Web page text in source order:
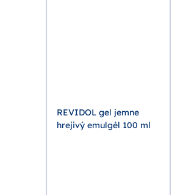
REVIDOL gel jemne
hrejivý emulgél 100 ml